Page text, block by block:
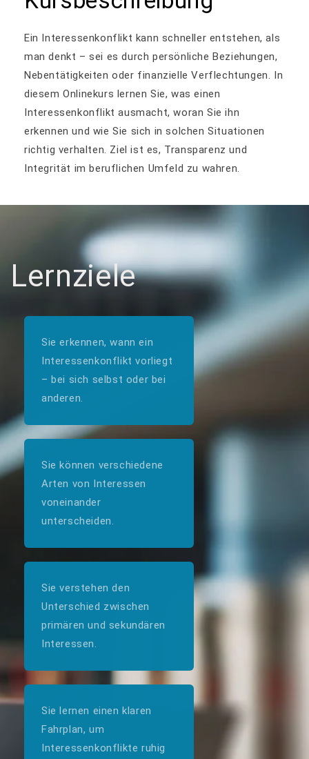
Ein Interessenkonflikt kann schneller entstehen, als
man denkt – sei es durch persönliche Beziehungen,
Nebentätigkeiten oder finanzielle Verflechtungen. In
diesem Onlinekurs lernen Sie, was einen
Interessenkonflikt ausmacht, woran Sie ihn
erkennen und wie Sie sich in solchen Situationen
richtig verhalten. Ziel ist es, Transparenz und
Integrität im beruflichen Umfeld zu wahren.
Lernziele
Sie erkennen, wann ein
Interessenkonflikt vorliegt
– bei sich selbst oder bei
anderen.
Sie können verschiedene
Arten von Interessen
voneinander
unterscheiden.
Sie verstehen den
Unterschied zwischen
primären und sekundären
Interessen.
Sie lernen einen klaren
Fahrplan, um
Interessenkonflikte ruhig